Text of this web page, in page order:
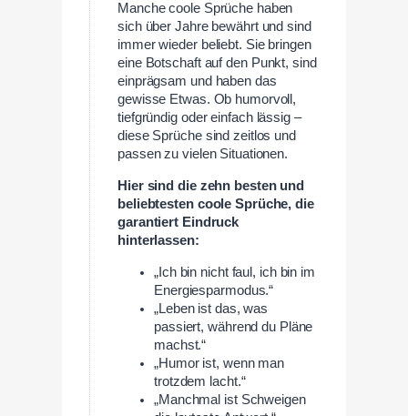
Manche coole Sprüche haben
sich über Jahre bewährt und sind
immer wieder beliebt. Sie bringen
eine Botschaft auf den Punkt, sind
einprägsam und haben das
gewisse Etwas. Ob humorvoll,
tiefgründig oder einfach lässig –
diese Sprüche sind zeitlos und
passen zu vielen Situationen.
Hier sind die zehn besten und
beliebtesten coole Sprüche, die
garantiert Eindruck
hinterlassen:
„Ich bin nicht faul, ich bin im
Energiesparmodus.“
„Leben ist das, was
passiert, während du Pläne
machst.“
„Humor ist, wenn man
trotzdem lacht.“
„Manchmal ist Schweigen